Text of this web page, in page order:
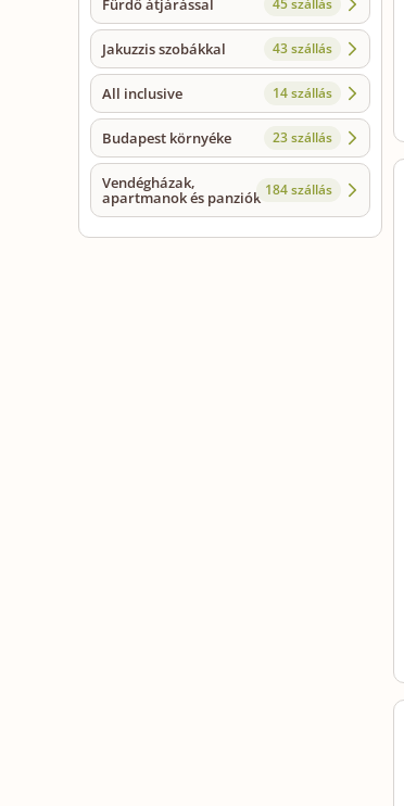
Jakuzzis szobákkal 43 szállás
All inclusive 14 szállás
Budapest környéke 23 szállás
Vendégházak,
apartmanok és panziók 184 szállás